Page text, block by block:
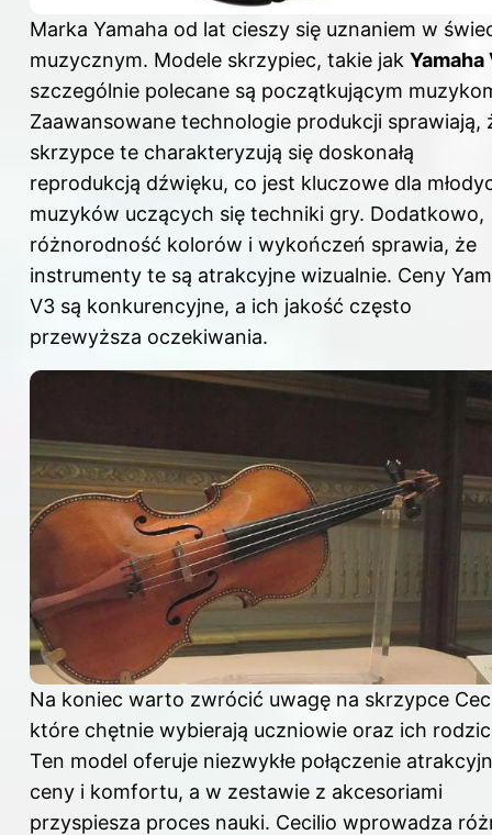
Marka Yamaha od lat cieszy się uznaniem w
muzycznym. Modele skrzypiec, takie jak Yamaha
szczególnie polecane są początkującym
Zaawansowane technologie produkcji sprawiają,
skrzypce te charakteryzują się doskonałą
reprodukcją dźwięku, co jest kluczowe dla
muzyków uczących się techniki gry. Dodatkowo,
różnorodność kolorów i wykończeń sprawia, że
instrumenty te są atrakcyjne wizualnie. Ceny
V3 są konkurencyjne, a ich jakość często
przewyższa oczekiwania.
Na koniec warto zwrócić uwagę na skrzypce
które chętnie wybierają uczniowie oraz ich
Ten model oferuje niezwykłe połączenie
ceny i komfortu, a w zestawie z akcesoriami
przyspiesza proces nauki. Cecilio wprowadza